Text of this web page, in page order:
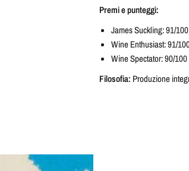
Premi e punteggi:
James Suckling: 91/100
Wine Enthusiast: 91/
Wine Spectator: 90/100
Filosofia: Produzione